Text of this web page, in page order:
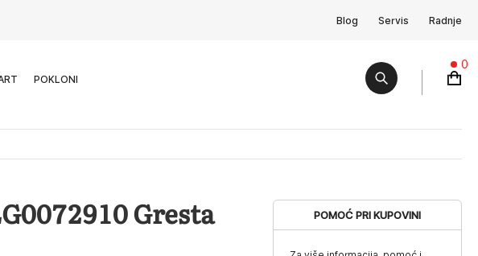
Blog Servis Radnje
POKLONI
0
Gresta POMOĆ PRI KUPOVINI